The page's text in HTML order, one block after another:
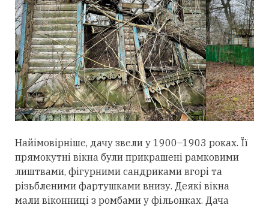
Найімовірніше, дачу звели у 1900–1903 роках. Її
прямокутні вікна були прикрашені рамковими
лиштвами, фігурними сандриками вгорі та
різьбленими фартушками внизу. Деякі вікна
мали віконниці з ромбами у фільонках. Дача